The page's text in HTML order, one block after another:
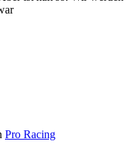
Pro Racing